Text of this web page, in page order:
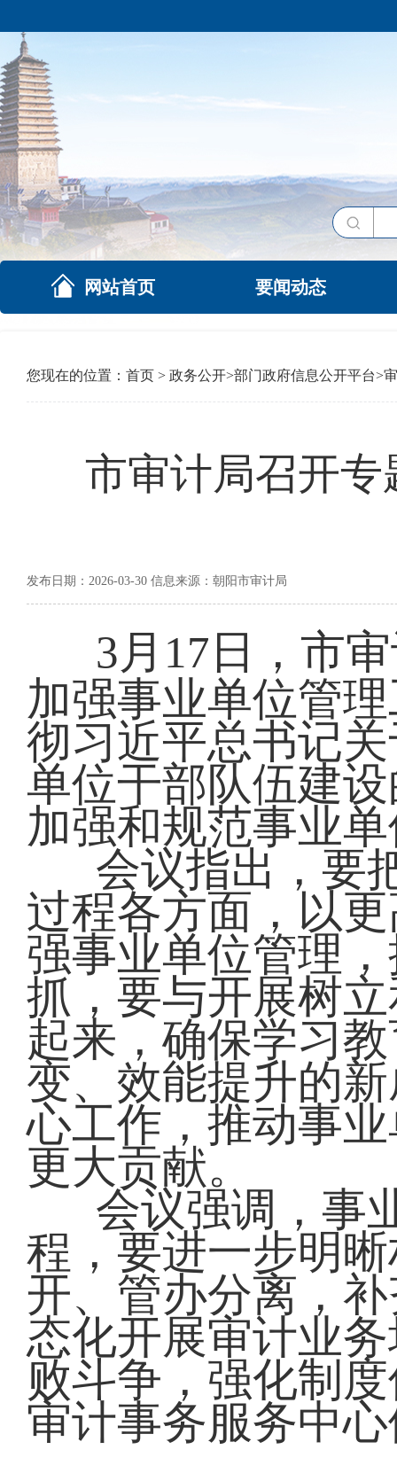
网站首页 要闻动态
您现在的位置： 首页 > 政务公开>部门政府信息公开平台>
市审计局召开
发布日期：2026-03-30 信息来源：朝阳市审计局
3月17日，市
加强事业单位管
彻习近平总书记
单位干部队伍建
加强和规范事业
会议指出，要
过程各方面，以
强事业单位管理
抓，要与开展树
起来，确保学习
变、效能提升的
心工作，推动事
更大贡献。
会议强调，事
程，要进一步明
开、管办分离，
态化开展审计业
败斗争，强化制
审计事务服务中